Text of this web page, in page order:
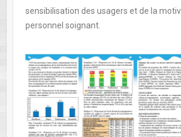
sensibilisation des usagers et de la
personnel soignant.